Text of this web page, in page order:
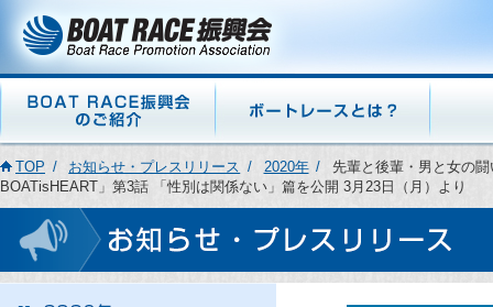
TOP お知らせ・プレスリリース 2020年
先輩と後輩・男と女の
BOATisHEART」第3話 「性別は関係ない」篇を公開 3月23日（月）より